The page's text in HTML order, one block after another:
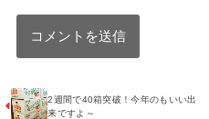
2週間で40箱突破！今年のもいい出
来ですよ～